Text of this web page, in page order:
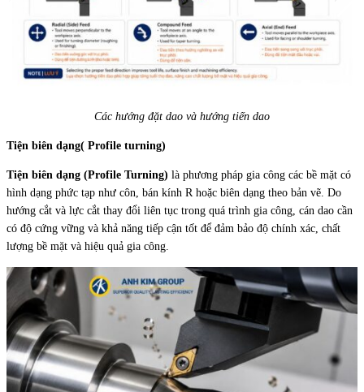
Các hướng đặt dao và hướng tiến dao
Tiện biên dạng( Profile turning)
Tiện biên dạng (Profile Turning) là phương pháp gia công các bề mặt có
hình dạng phức tạp như côn, bán kính R hoặc biên dạng theo bản vẽ. Do
hướng cắt và lực cắt thay đổi liên tục trong quá trình gia công, cán dao cần
có độ cứng vững và khả năng tiếp cận tốt để đảm bảo độ chính xác, chất
lượng bề mặt và hiệu quả gia công.